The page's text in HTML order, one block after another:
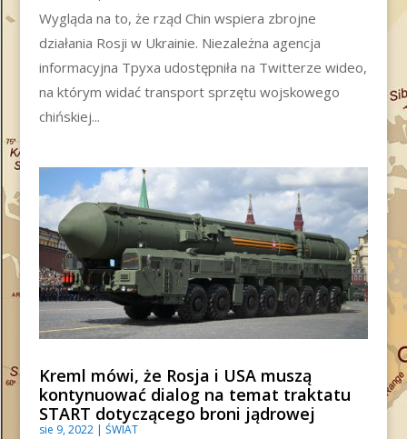
Wygląda na to, że rząd Chin wspiera zbrojne
działania Rosji w Ukrainie. Niezależna agencja
informacyjna Tpyxa udostępniła na Twitterze wideo,
na którym widać transport sprzętu wojskowego
chińskiej...
Kreml mówi, że Rosja i USA muszą
kontynuować dialog na temat traktatu
START dotyczącego broni jądrowej
sie 9, 2022| ŚWIAT